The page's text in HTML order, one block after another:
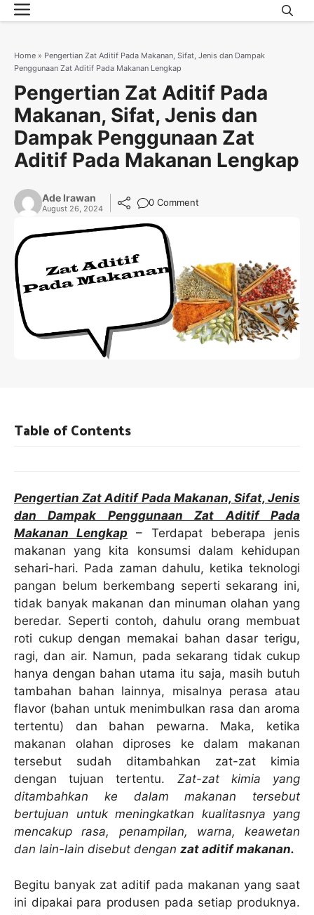
Skip
to
Menu
Home » Pengertian Zat Aditif Pada Makanan, Sifat, Jenis dan Dampak
Penggunaan Zat Aditif Pada Makanan Lengkap
Pengertian Zat Aditif Pada
Makanan, Sifat, Jenis dan
Dampak Penggunaan Zat
Aditif Pada Makanan Lengkap
Ade Irawan
August 26, 2024
0 Comment
Pengertian Zat Aditif Pada Makanan, Sifat, Jenis
dan Dampak Penggunaan Zat Aditif Pada
Makanan Lengkap – Terdapat beberapa jenis
makanan yang kita konsumsi dalam kehidupan
sehari-hari. Pada zaman dahulu, ketika teknologi
pangan belum berkembang seperti sekarang ini,
tidak banyak makanan dan minuman olahan yang
beredar. Seperti contoh, dahulu orang membuat
roti cukup dengan memakai bahan dasar terigu,
ragi, dan air. Namun, pada sekarang tidak cukup
hanya dengan bahan utama itu saja, masih butuh
tambahan bahan lainnya, misalnya perasa atau
flavor (bahan untuk menimbulkan rasa dan aroma
tertentu) dan bahan pewarna. Maka, ketika
makanan olahan diproses ke dalam makanan
tersebut sudah ditambahkan zat-zat kimia
dengan tujuan tertentu. Zat-zat kimia yang
ditambahkan ke dalam makanan tersebut
bertujuan untuk meningkatkan kualitasnya yang
mencakup rasa, penampilan, warna, keawetan
dan lain-lain disebut dengan zat aditif makanan.
Begitu banyak zat aditif pada makanan yang saat
ini dipakai para produsen pada setiap produknya.
Table of Contents